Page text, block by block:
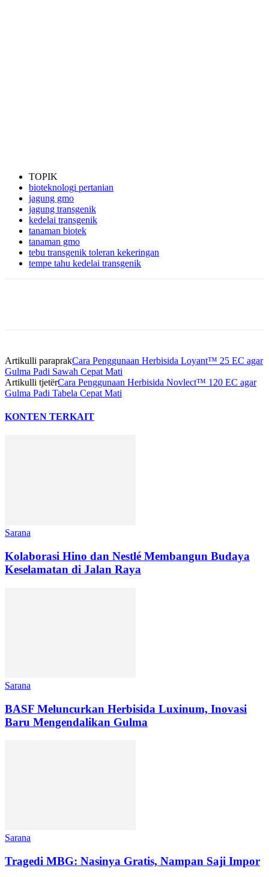
TOPIK
bioteknologi pertanian
jagung gmo
jagung transgenik
kedelai transgenik
tanaman biotek
tanaman gmo
tebu transgenik toleran kekeringan
tempe tahu kedelai transgenik
Artikulli paraprakCara Penggunaan Herbisida Loyant™ 25 EC agar
Gulma Padi Sawah Cepat Mati
Artikulli tjetërCara Penggunaan Herbisida Novlect™ 120 EC agar
Gulma Padi Tabela Cepat Mati
KONTEN TERKAIT
Sarana
Kolaborasi Hino dan Nestlé Membangun Budaya
Keselamatan di Jalan Raya
Sarana
BASF Meluncurkan Herbisida Luxinum, Inovasi
Baru Mengendalikan Gulma
Sarana
Tragedi MBG: Nasinya Gratis, Nampan Saji Impor